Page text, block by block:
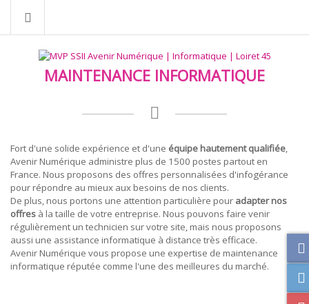
INFOGÉRANCE
MAINTENANCE INFORMATIQUE
Fort d'une solide expérience et d'une équipe hautement qualifiée,
Avenir Numérique administre plus de 1500 postes partout en
France. Nous proposons des offres personnalisées d'infogérance
pour répondre au mieux aux besoins de nos clients.
De plus, nous portons une attention particulière pour adapter nos
offres à la taille de votre entreprise. Nous pouvons faire venir
régulièrement un technicien sur votre site, mais nous proposons
aussi une assistance informatique à distance très efficace.
Avenir Numérique vous propose une expertise de maintenance
informatique réputée comme l'une des meilleures du marché.